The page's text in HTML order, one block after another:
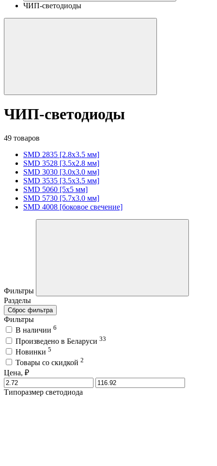
ЧИП-светодиоды
ЧИП-светодиоды
49 товаров
SMD 2835 [2.8x3.5 мм]
SMD 3528 [3.5х2.8 мм]
SMD 3030 [3.0x3.0 мм]
SMD 3535 [3.5x3.5 мм]
SMD 5060 [5x5 мм]
SMD 5730 [5.7х3.0 мм]
SMD 4008 [боковое свечение]
Фильтры
Разделы
Сброс фильтра
Фильтры
В наличии 6
Произведено в Беларуси 33
Новинки 5
Товары со скидкой 2
Цена, ₽
Типоразмер светодиода